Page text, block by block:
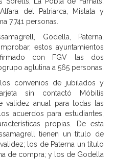
del Patriarca, Mislata y
7.741 personas.
Godella, Paterna,
estos ayuntamientos
con FGV las dos
aglutina a 565 personas.
convenios de jubilados y
sin contactó Móbilis
validez anual para todas las
acuerdos para estudiantes,
propias. De esta
tienen un título de
los de Paterna un título
de compra; y los de Godella